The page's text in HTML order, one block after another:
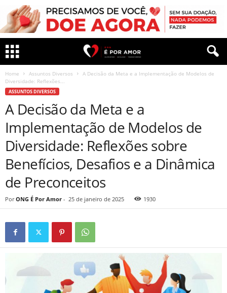
Home Assuntos Diversos
A Decisão da Meta e a Implementação de Modelos de
Diversidade: Reflexões...
ASSUNTOS DIVERSOS
A Decisão da Meta e a
Implementação de Modelos de
Diversidade: Reflexões sobre
Benefícios, Desafios e a Dinâmica
de Preconceitos
Por ONG É Por Amor - 25 de janeiro de 2025 1930